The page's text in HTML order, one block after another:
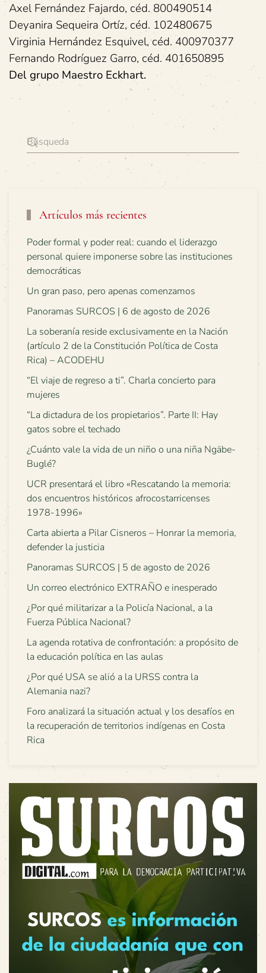
Axel Fernández Fajardo, céd. 800490514
Deyanira Sequeira Ortíz, céd. 102480675
Virginia Hernández Esquivel, céd. 400970377
Fernando Rodríguez Garro, céd. 401650895
Del grupo Maestro Eckhart.
Artículos más recientes
Poder formal y poder real: cuando el liderazgo
personal quiere imponerse sobre las instituciones
democráticas
Un gran paso, pero apenas comenzamos
Panoramas SURCOS | 6 de agosto de 2026
La soberanía reside exclusivamente en la Nación
(artículo 2 de la Constitución Política de Costa
Rica) – ACODEHU
“El viaje de regreso a ti”. Charla concierto para
mujeres
“La dictadura de los propietarios”. Parte II: Hay
gatos sobre el techado
¿Cuánto vale la vida de un niño o una niña Ngäbe-
Buglé?
UCR presentará el libro «Rescatando la memoria:
dos encuentros históricos afrocostarricenses
1978-1996»
Carta abierta a Pilar Cisneros – Honrar la memoria,
defender la justicia
Panoramas SURCOS | 5 de agosto de 2026
Un correo electrónico EXTRAÑO e inesperado
¿Por qué militarizar a la Policía Nacional, a la
Fuerza Pública Nacional?
La agenda rotativa de confrontación: a propósito de
la educación política en las aulas
¿Por qué USA se alió a la URSS contra la
Alemania nazi?
Foro analizará la situación actual y los desafíos en
la recuperación de territorios indígenas en Costa
Rica